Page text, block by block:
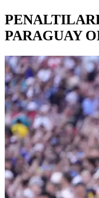
PARAGUAY